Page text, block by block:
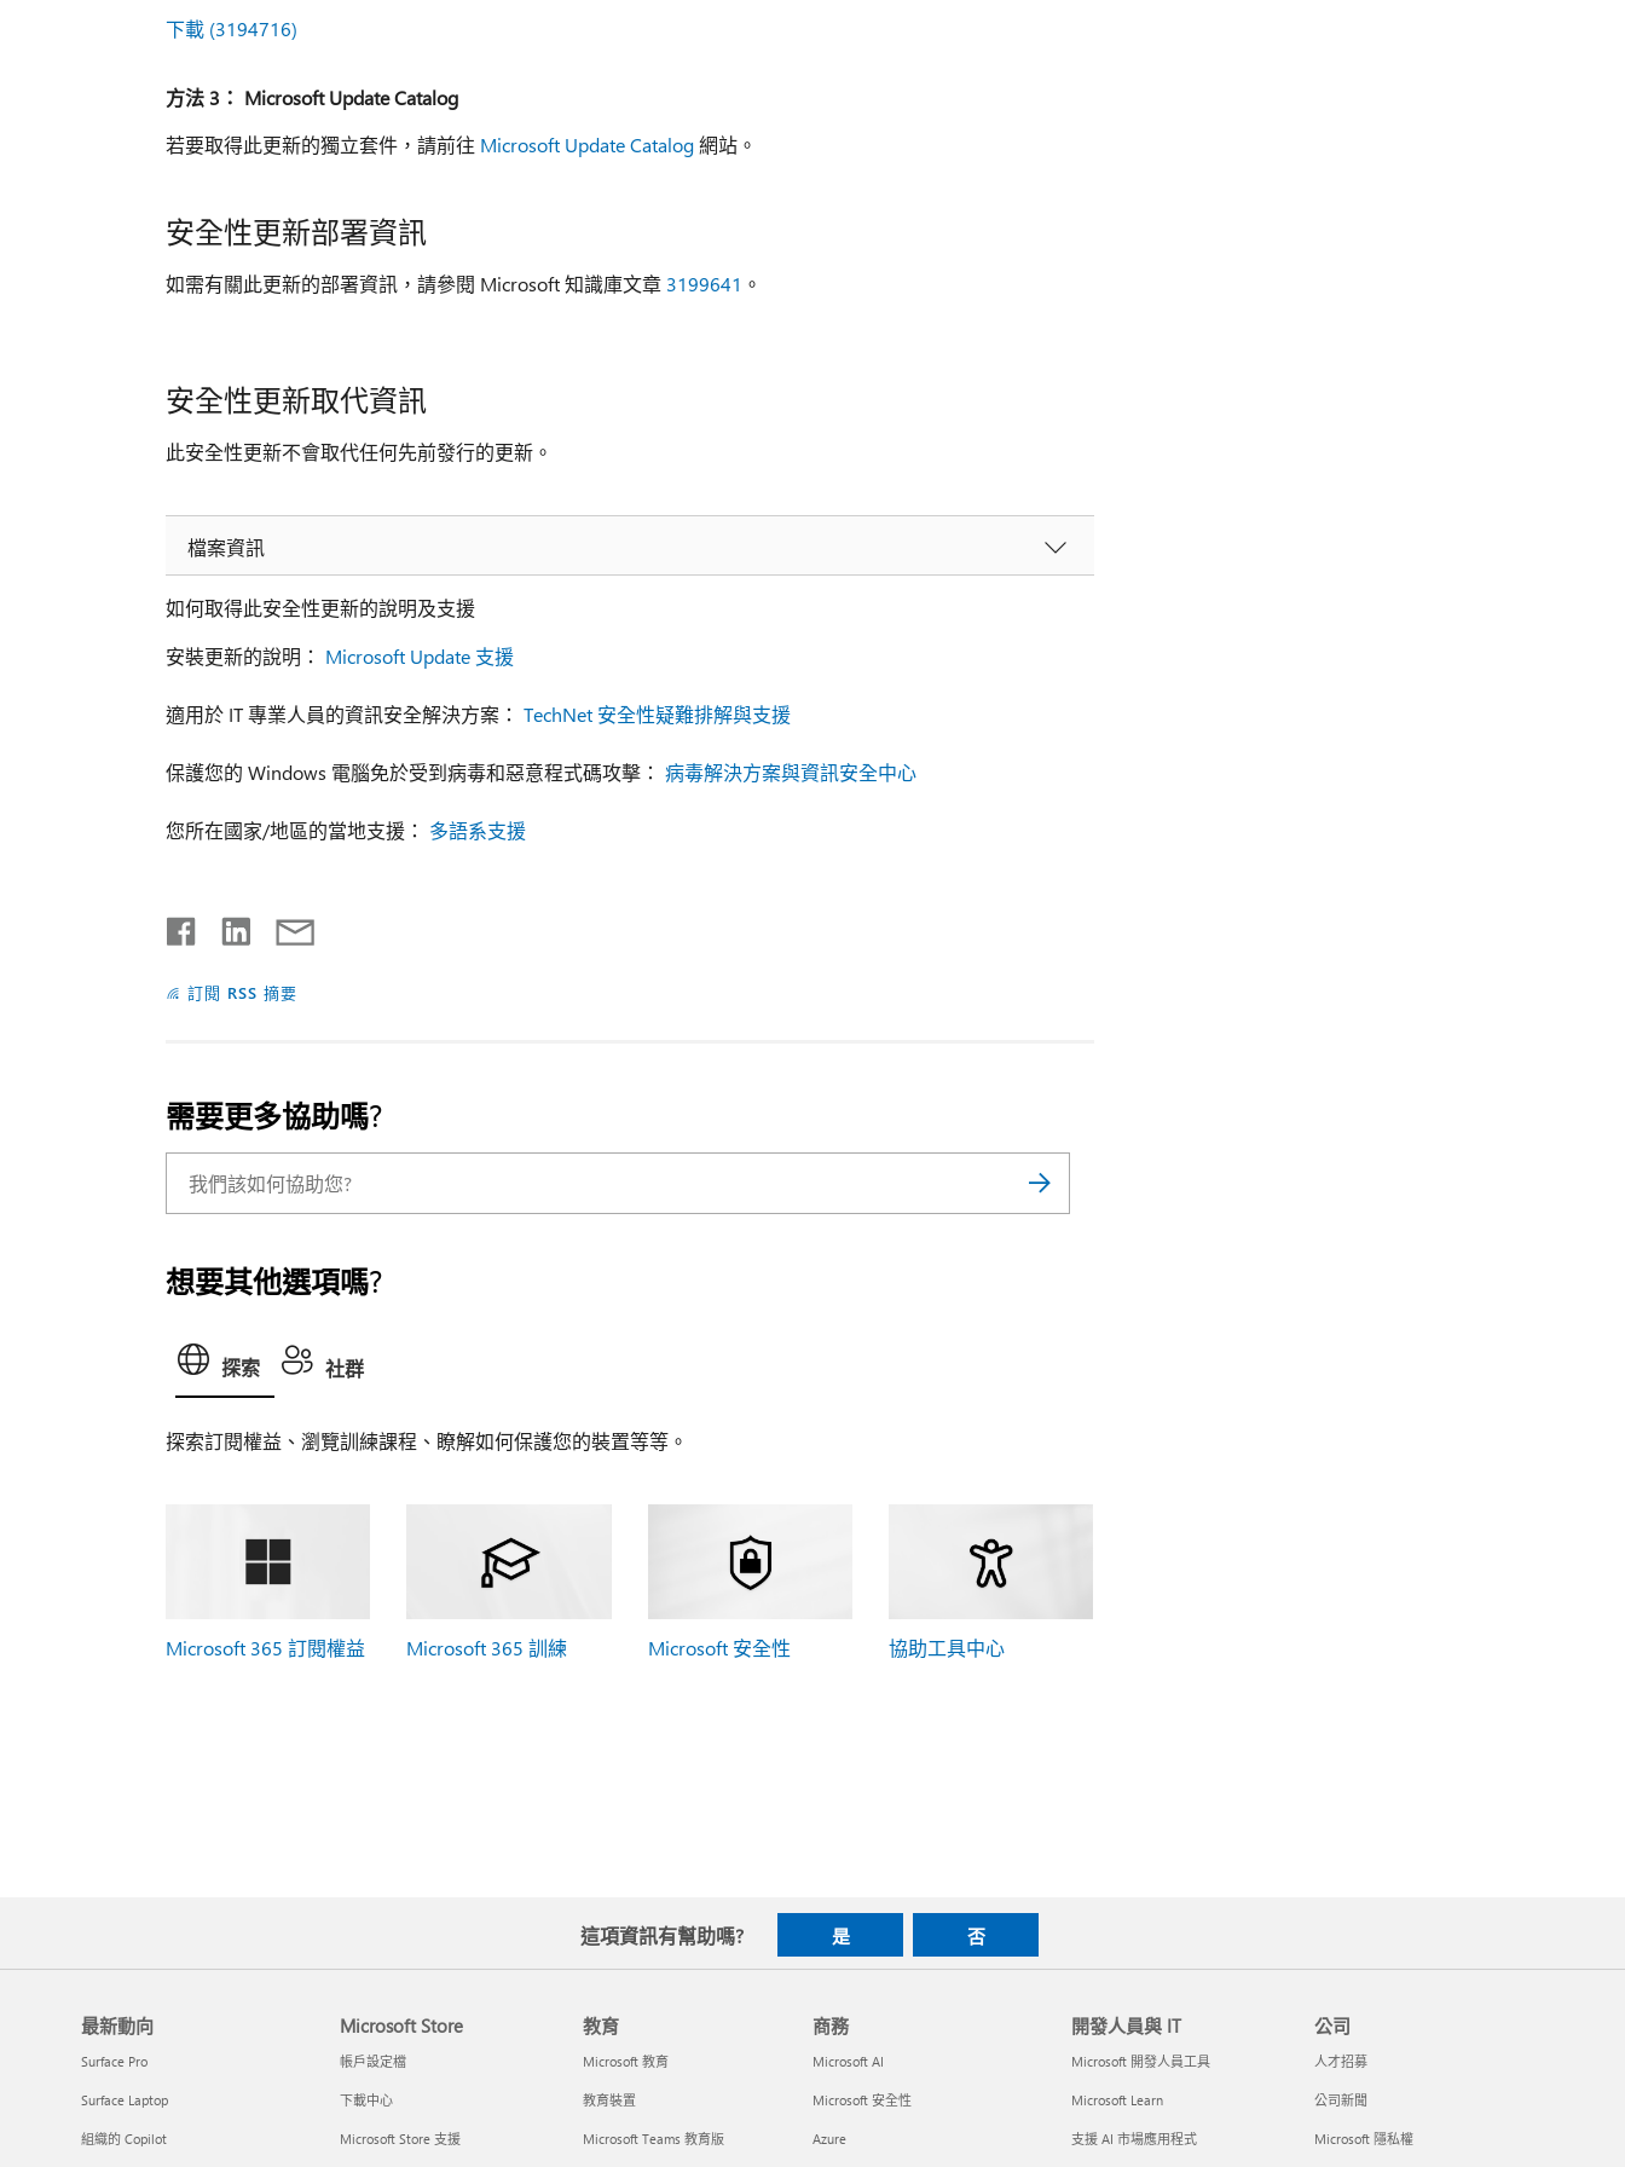
下載 (3194716)
方法 3： Microsoft Update Catalog
若要取得此更新的獨立套件，請前往 Microsoft Update Catalog網站。
安全性更新部署資訊
如需有關此更新的部署資訊，請參閱 Microsoft 知識庫文章 3199641 。
安全性更新取代資訊
此安全性更新不會取代任何先前發行的更新。
檔案資訊
如何取得此安全性更新的說明及支援
安裝更新的說明： Microsoft Update 支援
適用於 IT 專業人員的資訊安全解決方案： TechNet 安全性疑難排解與支援
保護您的 Windows 電腦免於受到病毒和惡意程式碼攻擊： 病毒解決方案與資訊安全中心
您所在國家/地區的當地支援： 多語系支援
訂閱 RSS 摘要
需要更多協助嗎?
想要其他選項嗎?
探索 社群
探索訂閱權益、瀏覽訓練課程、瞭解如何保護您的裝置等等。
Microsoft 365 訂閱權益 Microsoft 365 訓練 Microsoft 安全性 協助工具中心
這項資訊有幫助嗎? 是 否
最新動向
Surface Pro
Surface Laptop
組織的 Copilot
Microsoft Store
帳戶設定檔
下載中心
Microsoft Store 支援
教育
Microsoft 教育
教育裝置
Microsoft Teams 教育版
商務
Microsoft AI
Microsoft 安全性
Azure
開發人員與 IT
Microsoft 開發人員工具
Microsoft Learn
支援 AI 市場應用程式
公司
人才招募
公司新聞
Microsoft 隱私權